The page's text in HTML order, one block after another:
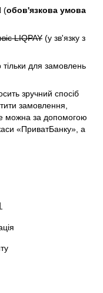
(обов'язкова умова
LIQPAY (у зв'язку з
для замовлень
зручний спосіб
замовлення,
можна за допомогою
«ПриватБанку», а